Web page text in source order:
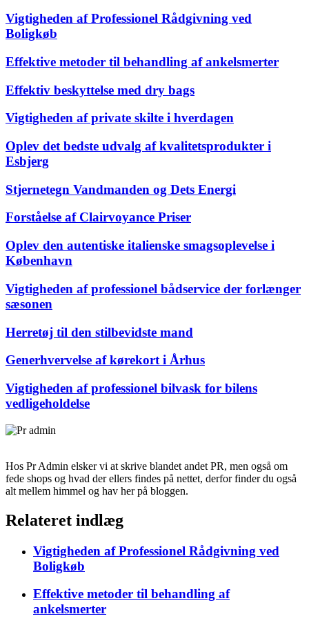
Vigtigheden af Professionel Rådgivning ved
Boligkøb
Effektive metoder til behandling af ankelsmerter
Effektiv beskyttelse med dry bags
Vigtigheden af private skilte i hverdagen
Oplev det bedste udvalg af kvalitetsprodukter i
Esbjerg
Stjernetegn Vandmanden og Dets Energi
Forståelse af Clairvoyance Priser
Oplev den autentiske italienske smagsoplevelse i
København
Vigtigheden af professionel bådservice der forlænger
sæsonen
Herretøj til den stilbevidste mand
Generhvervelse af kørekort i Århus
Vigtigheden af professionel bilvask for bilens
vedligeholdelse
Hos Pr Admin elsker vi at skrive blandet andet PR, men også om
fede shops og hvad der ellers findes på nettet, derfor finder du også
alt mellem himmel og hav her på bloggen.
Relateret indlæg
Vigtigheden af Professionel Rådgivning ved
Boligkøb
Effektive metoder til behandling af
ankelsmerter